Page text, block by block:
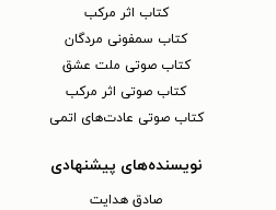
کتاب اثر مرکب
کتاب سمفونی مردگان
کتاب صوتی ملت عشق
کتاب صوتی اثر مرکب
کتاب صوتی عادت‌های اتمی
نویسنده‌های پیشنهادی
صادق هدایت